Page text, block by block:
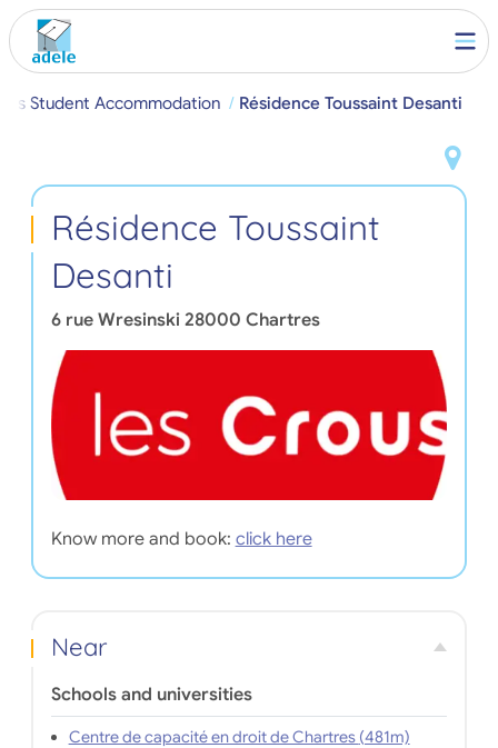
Student Accommodation Résidence Toussaint Desanti
Résidence Toussaint
Desanti
6 rue Wresinski 28000 Chartres
Know more and book: click here
Near
Schools and universities
Centre de capacité en droit de Chartres (481m)